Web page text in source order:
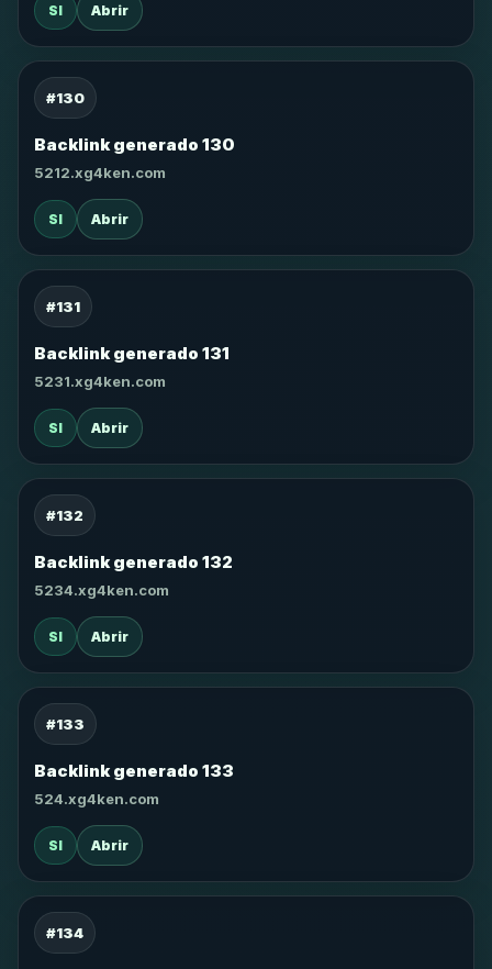
SI Abrir
#130
Backlink generado 130
5212.xg4ken.com
SI Abrir
#131
Backlink generado 131
5231.xg4ken.com
SI Abrir
#132
Backlink generado 132
5234.xg4ken.com
SI Abrir
#133
Backlink generado 133
524.xg4ken.com
SI Abrir
#134